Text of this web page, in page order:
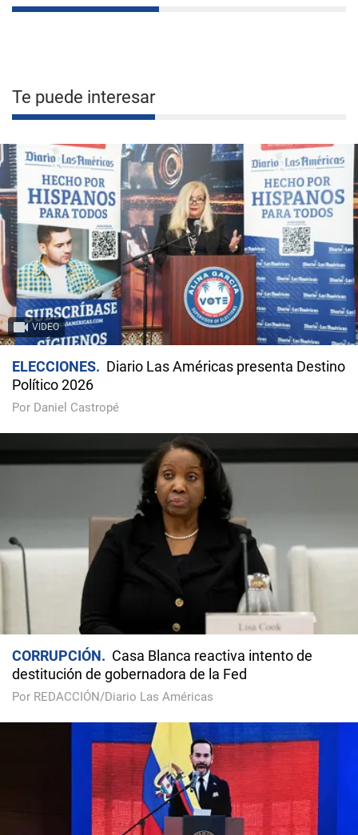
Te puede interesar
VIDEO
ELECCIONES
Diario Las Américas presenta Destino
Político 2026
Por Daniel Castropé
CORRUPCIÓN
Casa Blanca reactiva intento de
destitución de gobernadora de la Fed
Por REDACCIÓN/Diario Las Américas